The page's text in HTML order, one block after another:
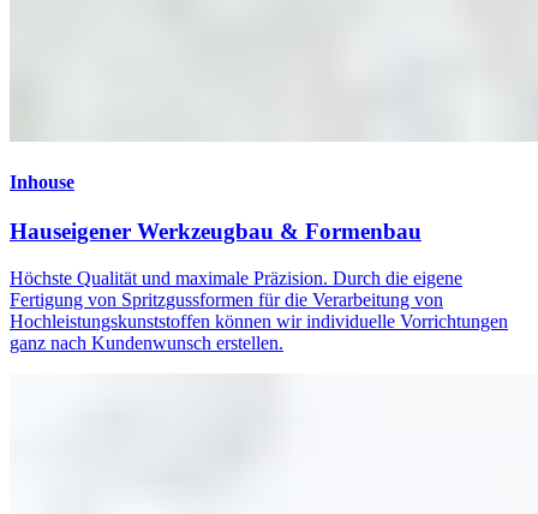
Inhouse
Hauseigener Werkzeugbau & Formenbau
Höchste Qualität und maximale Präzision. Durch die eigene
Fertigung von Spritzgussformen für die Verarbeitung von
Hochleistungskunststoffen können wir individuelle Vorrichtungen
ganz nach Kundenwunsch erstellen.